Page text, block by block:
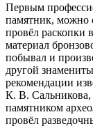
Первым
памятник, можно
провёл раскопки
материал
побывал и
другой
рекомендации
К. В. Сальникова
памятником
провёл